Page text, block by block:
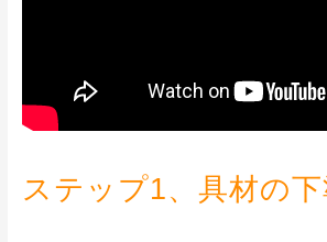
ステップ1、具材の